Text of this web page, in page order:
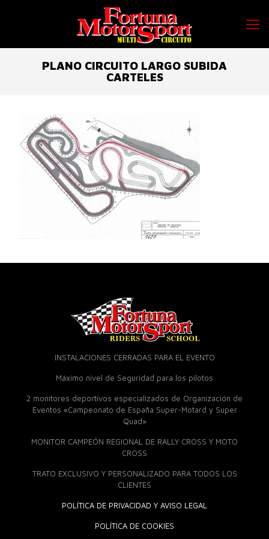
PLANO CIRCUITO LARGO SUBIDA
CARTELES
INSTALACIONES CERRADAS PARA EL EVENTO
Máximo nivel de Seguridad para los pilotos
2 monitores deportivos especializados de Organización de
Eventos «Campeonato de España Super-Motard y Super
Quad»
MONITOR CAMPEÓN REGIONAL DE RALLY CROSS Y MOTO
CROSS
TRATO EXCLUSIVO Y PERSONALIZADO PARA TODOS LOS
CLIENTES
POLÍTICA DE PRIVACIDAD Y AVISO LEGAL
POLÍTICA DE COOKIES